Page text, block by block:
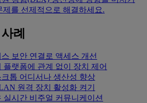
제를 선제적으로 해결하세요.
례
보안 연결로 액세스 개선
플랫폼에 관계 없이 장치 제어
톱 어디서나 생산성 향상
원격 장치 활성화 켜기
실시간 비주얼 커뮤니케이션